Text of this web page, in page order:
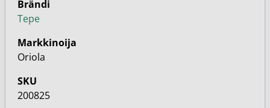
Brändi
Tepe
Markkinoija
Oriola
SKU
200825